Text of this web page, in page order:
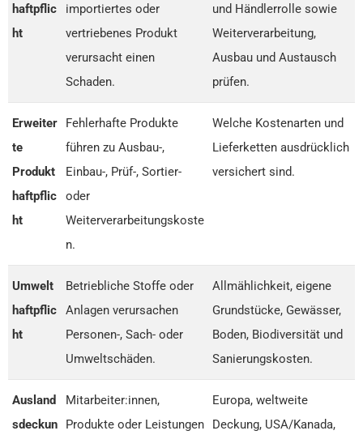
haftpflic
ht
importiertes oder
vertriebenes Produkt
verursacht einen
Schaden.
und Händlerrolle sowie
Weiterverarbeitung,
Ausbau und Austausch
prüfen.
Erweiter
te
Produkt
haftpflic
ht
Fehlerhafte Produkte
führen zu Ausbau-,
Einbau-, Prüf-, Sortier-
oder
Weiterverarbeitungskoste
n.
Welche Kostenarten und
Lieferketten ausdrücklich
versichert sind.
Umwelt
haftpflic
ht
Betriebliche Stoffe oder
Anlagen verursachen
Personen-, Sach- oder
Umweltschäden.
Allmählichkeit, eigene
Grundstücke, Gewässer,
Boden, Biodiversität und
Sanierungskosten.
Ausland
sdeckun
Mitarbeiter:innen,
Produkte oder Leistungen
Europa, weltweite
Deckung, USA/Kanada,